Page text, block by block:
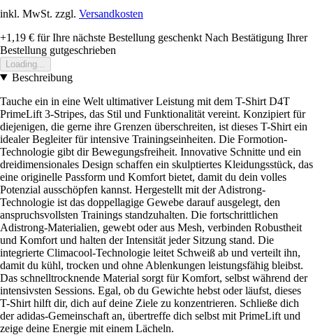
inkl. MwSt. zzgl. Versandkosten
+1,19 € für Ihre nächste Bestellung geschenkt Nach Bestätigung Ihrer
Bestellung gutgeschrieben
Loading...
Beschreibung
Tauche ein in eine Welt ultimativer Leistung mit dem T-Shirt D4T
PrimeLift 3-Stripes, das Stil und Funktionalität vereint. Konzipiert für
diejenigen, die gerne ihre Grenzen überschreiten, ist dieses T-Shirt ein
idealer Begleiter für intensive Trainingseinheiten. Die Formotion-
Technologie gibt dir Bewegungsfreiheit. Innovative Schnitte und ein
dreidimensionales Design schaffen ein skulptiertes Kleidungsstück, das
eine originelle Passform und Komfort bietet, damit du dein volles
Potenzial ausschöpfen kannst. Hergestellt mit der Adistrong-
Technologie ist das doppellagige Gewebe darauf ausgelegt, den
anspruchsvollsten Trainings standzuhalten. Die fortschrittlichen
Adistrong-Materialien, gewebt oder aus Mesh, verbinden Robustheit
und Komfort und halten der Intensität jeder Sitzung stand. Die
integrierte Climacool-Technologie leitet Schweiß ab und verteilt ihn,
damit du kühl, trocken und ohne Ablenkungen leistungsfähig bleibst.
Das schnelltrocknende Material sorgt für Komfort, selbst während der
intensivsten Sessions. Egal, ob du Gewichte hebst oder läufst, dieses
T-Shirt hilft dir, dich auf deine Ziele zu konzentrieren. Schließe dich
der adidas-Gemeinschaft an, übertreffe dich selbst mit PrimeLift und
zeige deine Energie mit einem Lächeln.